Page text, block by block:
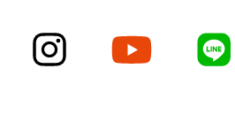
instagram youtube